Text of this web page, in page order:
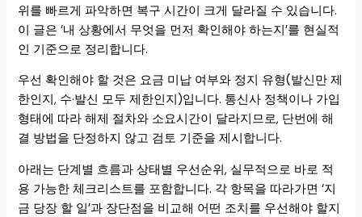
위를 빠르게 파악하면 복구 시간이 크게 달라질 수 있습니다.
이 글은 ‘내 상황에서 무엇을 먼저 확인해야 하는지’를 현실적
인 기준으로 정리합니다.
우선 확인해야 할 것은 요금 미납 여부와 정지 유형(발신만 제
한인지, 수·발신 모두 제한인지)입니다. 통신사 정책이나 가입
형태에 따라 해제 절차와 소요시간이 달라지므로, 단번에 해
결 방법을 단정하지 않고 검토 기준을 제시합니다.
아래는 단계별 흐름과 상태별 우선순위, 실무적으로 바로 적
용 가능한 체크리스트를 포함합니다. 각 항목을 따라가면 ‘지
금 당장 할 일’과 장단점을 비교해 어떤 조치를 우선해야 할지